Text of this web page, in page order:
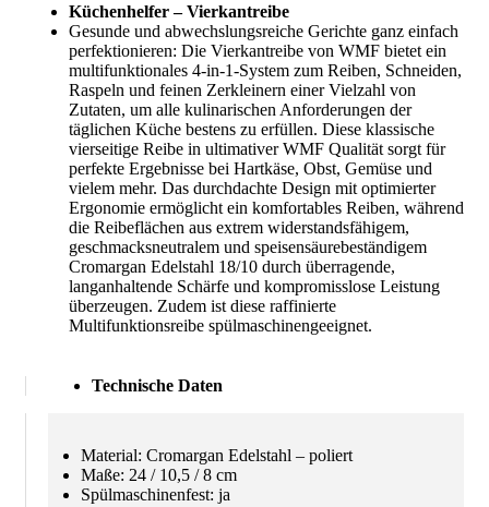
Küchenhelfer – Vierkantreibe
Gesunde und abwechslungsreiche Gerichte ganz einfach
perfektionieren: Die Vierkantreibe von WMF bietet ein
multifunktionales 4-in-1-System zum Reiben, Schneiden,
Raspeln und feinen Zerkleinern einer Vielzahl von
Zutaten, um alle kulinarischen Anforderungen der
täglichen Küche bestens zu erfüllen. Diese klassische
vierseitige Reibe in ultimativer WMF Qualität sorgt für
perfekte Ergebnisse bei Hartkäse, Obst, Gemüse und
vielem mehr. Das durchdachte Design mit optimierter
Ergonomie ermöglicht ein komfortables Reiben, während
die Reibeflächen aus extrem widerstandsfähigem,
geschmacksneutralem und speisensäurebeständigem
Cromargan Edelstahl 18/10 durch überragende,
langanhaltende Schärfe und kompromisslose Leistung
überzeugen. Zudem ist diese raffinierte
Multifunktionsreibe spülmaschinengeeignet.
Technische Daten
Material: Cromargan Edelstahl – poliert
Maße: 24 / 10,5 / 8 cm
Spülmaschinenfest: ja